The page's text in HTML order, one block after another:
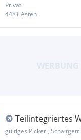
Privat
4481 Asten
Teilintegriertes
CaraCompact 600
gültiges Pickerl,